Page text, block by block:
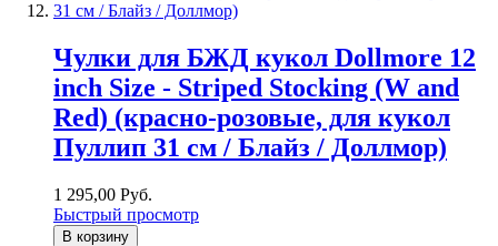
Чулки для БЖД кукол Dollmore 12
inch Size - Striped Stocking (W and
Red) (красно-розовые, для кукол
Пуллип 31 см / Блайз / Доллмор)
1 295,00 Руб.
Быстрый просмотр
В корзину